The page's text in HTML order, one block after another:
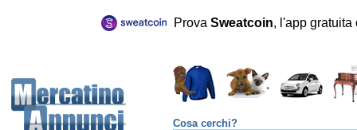
Prova Sweatcoin, l'app
Cosa cerchi?